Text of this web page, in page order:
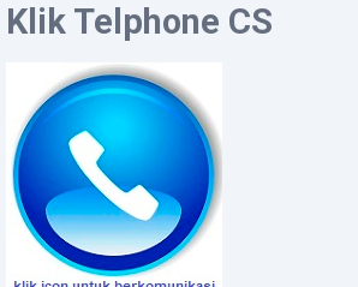
Klik Telphone CS